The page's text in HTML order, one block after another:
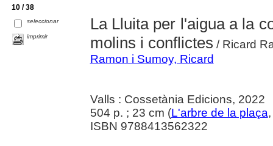
10 / 38
seleccionar
imprimir
La Lluita per l'aigua a la
molins i conflictes / Ricard
Ramon i Sumoy, Ricard
Valls : Cossetània Edicions, 2022
504 p. ; 23 cm (L'arbre de la plaça
ISBN 9788413562322